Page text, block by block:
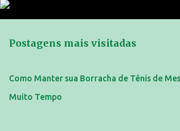
Postagens mais visitadas
Como Manter sua Borracha de Tênis de
Muito Tempo